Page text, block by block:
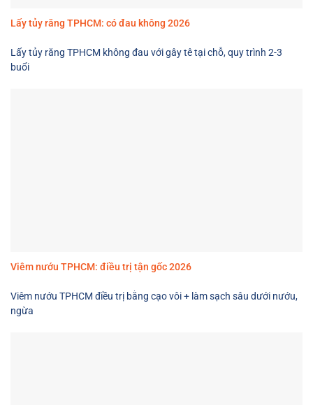
Lấy tủy răng TPHCM: có đau không 2026
Lấy tủy răng TPHCM không đau với gây tê tại chỗ, quy trình 2-3
buổi
Viêm nướu TPHCM: điều trị tận gốc 2026
Viêm nướu TPHCM điều trị bằng cạo vôi + làm sạch sâu dưới nướu,
ngừa